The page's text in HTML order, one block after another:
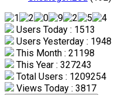
Users Today : 1513
Users Yesterday : 1948
This Month : 21198
This Year : 327243
Total Users : 1209254
Views Today : 3817